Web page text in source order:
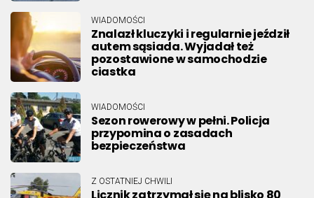
WIADOMOŚCI
Znalazł kluczyki i regularnie jeździł
autem sąsiada. Wyjadał też
pozostawione w samochodzie
ciastka
WIADOMOŚCI
Sezon rowerowy w pełni. Policja
przypomina o zasadach
bezpieczeństwa
Z OSTATNIEJ CHWILI
Licznik zatrzymał się na blisko 80